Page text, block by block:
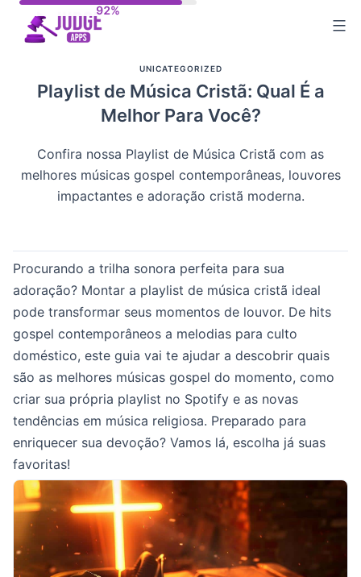
UNICATEGORIZED
Playlist de Música Cristã: Qual É a
Melhor Para Você?
Confira nossa Playlist de Música Cristã com as
melhores músicas gospel contemporâneas, louvores
impactantes e adoração cristã moderna.
Procurando a trilha sonora perfeita para sua
adoração? Montar a playlist de música cristã ideal
pode transformar seus momentos de louvor. De hits
gospel contemporâneos a melodias para culto
doméstico, este guia vai te ajudar a descobrir quais
são as melhores músicas gospel do momento, como
criar sua própria playlist no Spotify e as novas
tendências em música religiosa. Preparado para
enriquecer sua devoção? Vamos lá, escolha já suas
favoritas!